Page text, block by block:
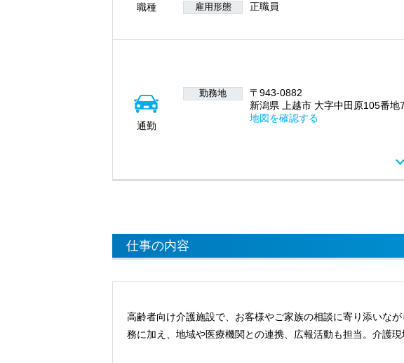
職種 雇用形態 正職員
通勤
勤務地
〒943-0882
新潟県 上越市 大字中田原105番地
地図を確認する
仕事の内容
高齢者向け介護施設で、お客様やご家族の相談に寄り添いな
務に加え、地域や医療機関との連携、広報活動も担当。介護